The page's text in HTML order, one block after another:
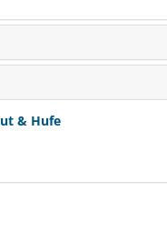
& Hufe